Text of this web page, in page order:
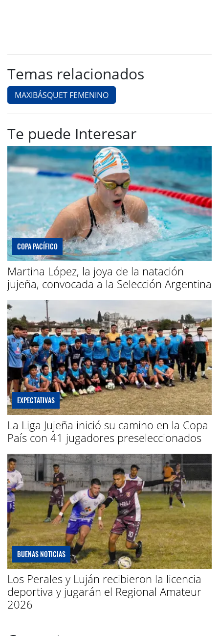
Temas relacionados
MAXIBÁSQUET FEMENINO
Te puede Interesar
COPA PACÍFICO
Martina López, la joya de la natación
jujeña, convocada a la Selección Argentina
EXPECTATIVAS
La Liga Jujeña inició su camino en la Copa
País con 41 jugadores preseleccionados
BUENAS NOTICIAS
Los Perales y Luján recibieron la licencia
deportiva y jugarán el Regional Amateur
2026